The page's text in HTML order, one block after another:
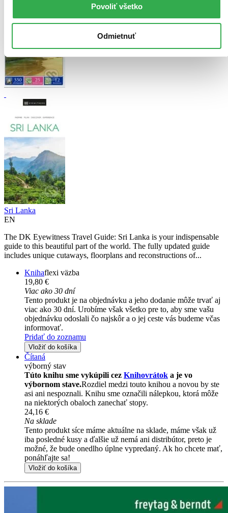
Povoliť všetko
Odmietnuť
Sri Lanka
EN
The DK Eyewitness Travel Guide: Sri Lanka is your indispensable
guide to this beautiful part of the world. The fully updated guide
includes unique cutaways, floorplans and reconstructions of...
Knihaflexi väzba
19,80 €
Viac ako 30 dní
Tento produkt je na objednávku a jeho dodanie môže trvať aj
viac ako 30 dní. Urobíme však všetko pre to, aby sme vašu
objednávku odoslali čo najskôr a o jej ceste vás budeme včas
informovať.
Pridať do zoznamu
Vložiť do košíka
Čítaná
výborný stav
Túto knihu sme vykúpili cez Knihovrátok a je vo
výbornom stave.Rozdiel medzi touto knihou a novou by ste
asi ani nespoznali. Knihu sme označili nálepkou, ktorá môže
na niektorých obaloch zanechať stopy.
24,16 €
Na sklade
Tento produkt síce máme aktuálne na sklade, máme však už
iba posledné kusy a ďalšie už nemá ani distribútor, preto je
možné, že bude onedlho úplne vypredaný. Ak ho chcete mať,
ponáhľajte sa!
Vložiť do košíka